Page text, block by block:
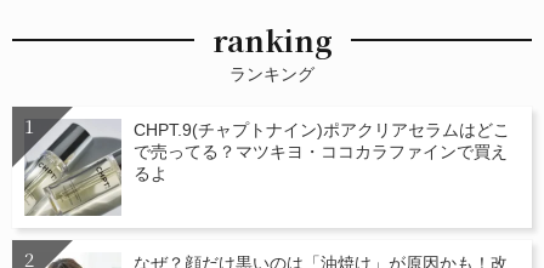
ranking
ランキング
CHPT.9(チャプトナイン)ポアクリアセラムはどこ
で売ってる？マツキヨ・ココカラファインで買え
るよ
なぜ？顔だけ黒いのは「油焼け」が原因かも！改